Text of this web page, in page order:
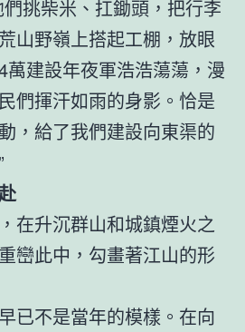
挑柴米、扛鋤頭，把行李
山野嶺上搭起工棚，放眼
萬建設年夜軍浩浩蕩蕩，漫
們揮汗如雨的身影。恰是
，給了我們建設向東渠的
在升沉群山和城鎮煙火之
巒此中，勾畫著江山的形
不是當年的模樣。在向